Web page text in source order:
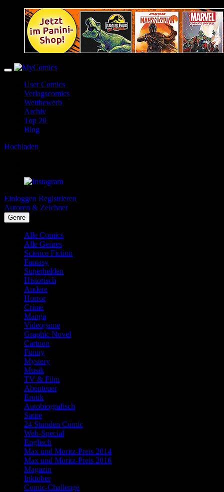
User Comics
Verlagscomics
Wettbewerb
Archiv
Top 20
Blog
Hochladen
Einloggen Registrieren
Autoren & Zeichner
Genre
Alle Comics
Alle Genres
Science Fiction
Fantasy
Superhelden
Historisch
Andere
Horror
Crime
Manga
Videogame
Graphic Novel
Cartoon
Funny
Mystery
Musik
TV & Film
Abenteuer
Erotik
Autobiografisch
Satire
24 Stunden Comic
Web-Special
Englisch
Max und Moritz-Preis 2014
Max und Moritz-Preis 2016
Magazin
Inktober
Comic-Challenge